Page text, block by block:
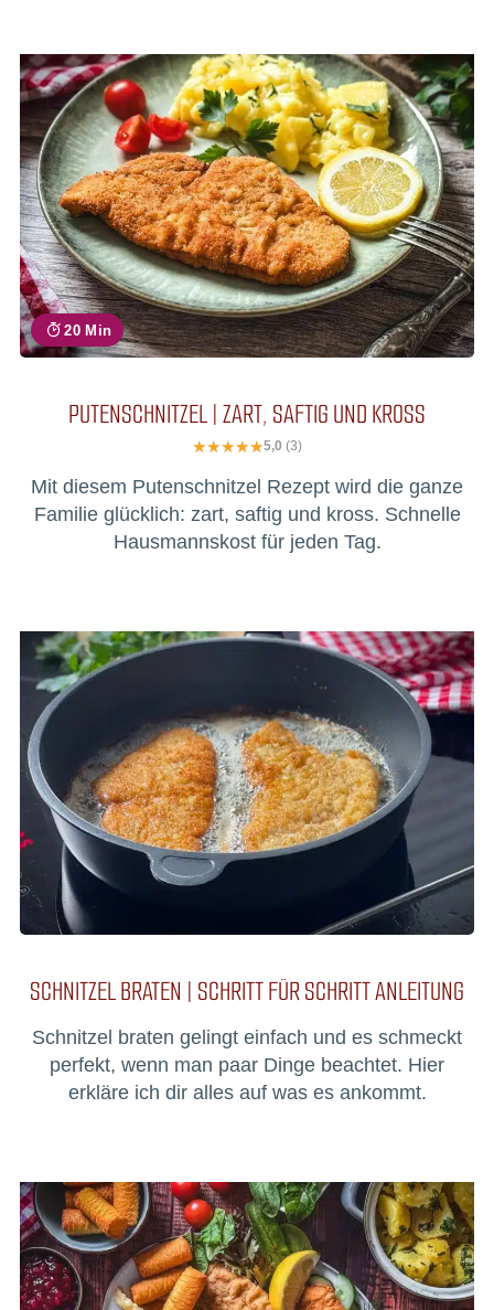
20 Min
PUTENSCHNITZEL | ZART, SAFTIG UND KROSS
5,0 (3)
Mit diesem Putenschnitzel Rezept wird die ganze
Familie glücklich: zart, saftig und kross. Schnelle
Hausmannskost für jeden Tag.
SCHNITZEL BRATEN | SCHRITT FÜR SCHRITT ANLEITUNG
Schnitzel braten gelingt einfach und es schmeckt
perfekt, wenn man paar Dinge beachtet. Hier
erkläre ich dir alles auf was es ankommt.